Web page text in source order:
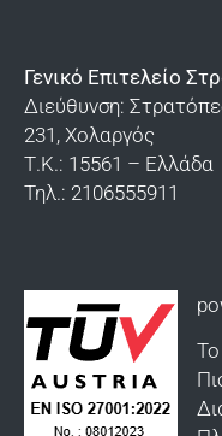
Γενικό Επιτελείο
Διεύθυνση:
231, Χολαργός
Τ.Κ.: 15561 – Ελλάδα
Τηλ.: 2106555911